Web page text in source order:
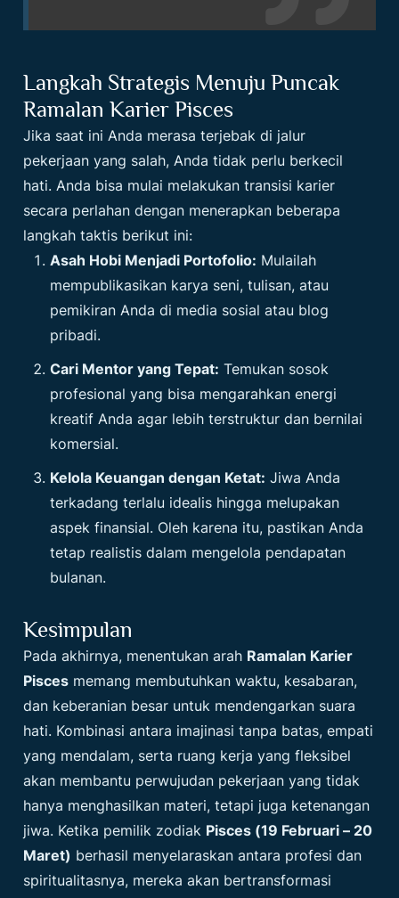
Langkah Strategis Menuju Puncak
Ramalan Karier Pisces
Jika saat ini Anda merasa terjebak di jalur
pekerjaan yang salah, Anda tidak perlu berkecil
hati. Anda bisa mulai melakukan transisi karier
secara perlahan dengan menerapkan beberapa
langkah taktis berikut ini:
Asah Hobi Menjadi Portofolio: Mulailah
mempublikasikan karya seni, tulisan, atau
pemikiran Anda di media sosial atau blog
pribadi.
Cari Mentor yang Tepat: Temukan sosok
profesional yang bisa mengarahkan energi
kreatif Anda agar lebih terstruktur dan bernilai
komersial.
Kelola Keuangan dengan Ketat: Jiwa Anda
terkadang terlalu idealis hingga melupakan
aspek finansial. Oleh karena itu, pastikan Anda
tetap realistis dalam mengelola pendapatan
bulanan.
Kesimpulan
Pada akhirnya, menentukan arah Ramalan Karier
Pisces memang membutuhkan waktu, kesabaran,
dan keberanian besar untuk mendengarkan suara
hati. Kombinasi antara imajinasi tanpa batas, empati
yang mendalam, serta ruang kerja yang fleksibel
akan membantu perwujudan pekerjaan yang tidak
hanya menghasilkan materi, tetapi juga ketenangan
jiwa. Ketika pemilik zodiak Pisces (19 Februari – 20
Maret) berhasil menyelaraskan antara profesi dan
spiritualitasnya, mereka akan bertransformasi